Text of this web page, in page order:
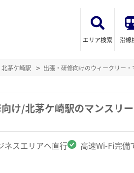
エリア検索 沿線
北茅ケ崎駅 出張・研修向けのウィークリー
け/北茅ケ崎駅のマンスリ
ネスエリアへ直行 高速Wi-Fi完備